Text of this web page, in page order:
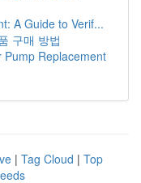
A Guide to Verif...
구매 방법
Pump Replacement
| Tag Cloud | Top